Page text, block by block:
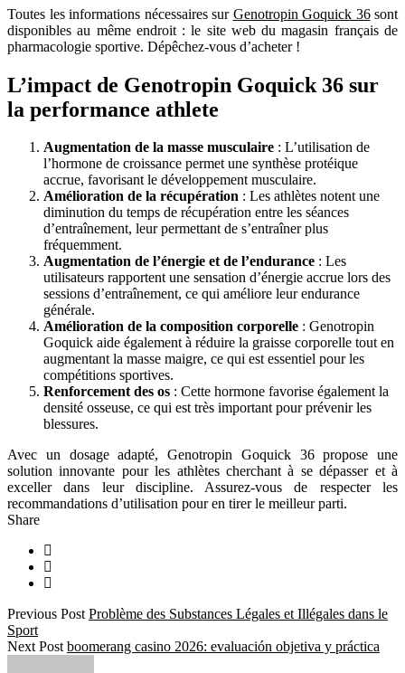
Toutes les informations nécessaires sur Genotropin Goquick 36sont
disponibles au même endroit : le site web du magasin français de
pharmacologie sportive. Dépêchez-vous d’acheter !
L’impact de Genotropin Goquick 36 sur
la performance athlete
Augmentation de la masse musculaire : L’utilisation de
l’hormone de croissance permet une synthèse protéique
accrue, favorisant le développement musculaire.
Amélioration de la récupération : Les athlètes notent une
diminution du temps de récupération entre les séances
d’entraînement, leur permettant de s’entraîner plus
fréquemment.
Augmentation de l’énergie et de l’endurance : Les
utilisateurs rapportent une sensation d’énergie accrue lors des
sessions d’entraînement, ce qui améliore leur endurance
générale.
Amélioration de la composition corporelle : Genotropin
Goquick aide également à réduire la graisse corporelle tout en
augmentant la masse maigre, ce qui est essentiel pour les
compétitions sportives.
Renforcement des os : Cette hormone favorise également la
densité osseuse, ce qui est très important pour prévenir les
blessures.
Avec un dosage adapté, Genotropin Goquick 36 propose une
solution innovante pour les athlètes cherchant à se dépasser et à
exceller dans leur discipline. Assurez-vous de respecter les
recommandations d’utilisation pour en tirer le meilleur parti.
Share
Previous Post Problème des Substances Légales et Illégales dans le
Sport
Next Post boomerang casino 2026: evaluación objetiva y práctica